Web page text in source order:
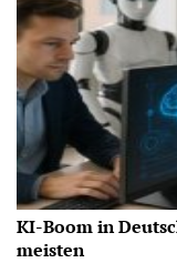
KI-Boom in
meisten